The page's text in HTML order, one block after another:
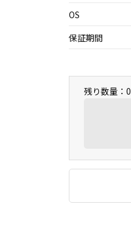
OS
保証期間
残り数量：0